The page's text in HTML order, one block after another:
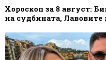
Хороскоп за 8 август:
на судбината,